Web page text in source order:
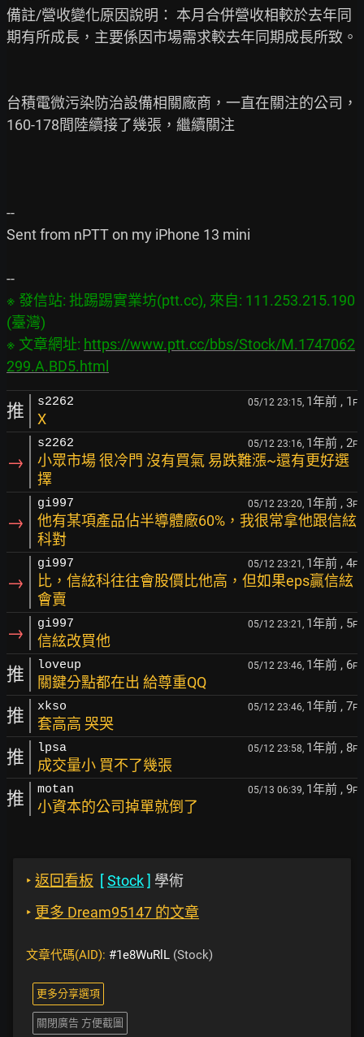
備註/營收變化原因說明： 本月合併營收相較於去年同
期有所成長，主要係因市場需求較去年同期成長所致。
台積電微污染防治設備相關廠商，一直在關注的公司，
160-178間陸續接了幾張，繼續關注
--
Sent from nPTT on my iPhone 13 mini
※ 發信站: 批踢踢實業坊(ptt.cc), 來自: 111.253.215.190
(臺灣)
※ 文章網址: https://www.ptt.cc/bbs/Stock/M.1747062
299.A.BD5.html
推 s2262 05/12 23:15, 1年前 , 1 F
X
→
s2262 05/12 23:16, 1年前 , 2F
小眾市場 很冷門 沒有買氣 易跌難漲~還有更好選
擇
→
gi997 05/12 23:20, 1年前 , 3F
他有某項產品佔半導體廠60%，我很常拿他跟信絃
科對
→
gi997 05/12 23:21, 1年前 , 4F
比，信絃科往往會股價比他高，但如果eps贏信絃
會賣
→ gi997 05/12 23:21, 1年前 , 5F
信絃改買他
推 loveup 05/12 23:46, 1年前 , 6F
關鍵分點都在出 給尊重QQ
推 xkso 05/12 23:46, 1年前 , 7F
套高高 哭哭
推 lpsa 05/12 23:58, 1年前 , 8F
成交量小 買不了幾張
推 motan 05/13 06:39, 1年前 , 9F
小資本的公司掉單就倒了
‣ 返回看板 [Stock] 學術
‣ 更多 Dream95147 的文章
文章代碼(AID): #1e8WuRlL (Stock)
更多分享選項
關閉廣告 方便截圖